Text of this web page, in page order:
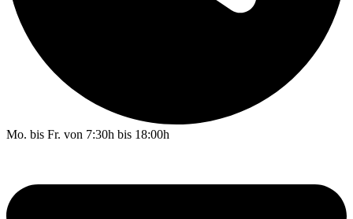
Mo. bis Fr. von 7:30h bis 18:00h